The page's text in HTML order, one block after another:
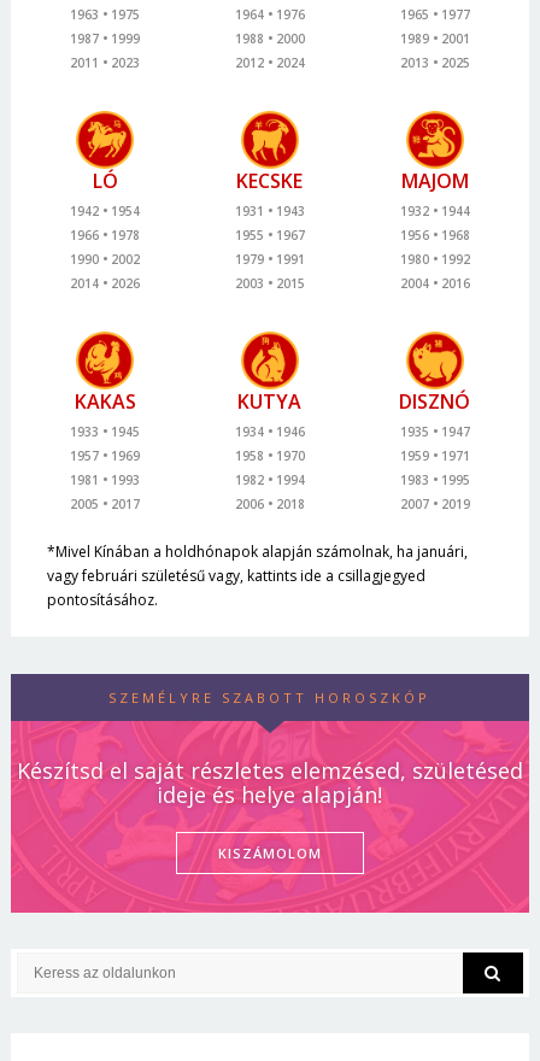
1963
1975
1987
1999
2011
2023
1964
1976
1988
2000
2012
2024
1965
1977
1989
2001
2013
2025
LÓ
1942
1954
1966
1978
1990
2002
2014
2026
KECSKE
1931
1943
1955
1967
1979
1991
2003
2015
MAJOM
1932
1944
1956
1968
1980
1992
2004
2016
KAKAS
1933
1945
1957
1969
1981
1993
2005
2017
KUTYA
1934
1946
1958
1970
1982
1994
2006
2018
DISZNÓ
1935
1947
1959
1971
1983
1995
2007
2019
*Mivel Kínában a holdhónapok alapján számolnak, ha januári,
vagy februári születésű vagy, kattints ide a csillagjegyed
pontosításához.
SZEMÉLYRE SZABOTT HOROSZKÓP
Készítsd el saját részletes elemzésed, születésed
ideje és helye alapján!
KISZÁMOLOM